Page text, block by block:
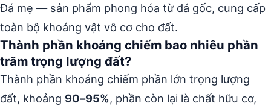
Đá mẹ — sản phẩm phong hóa từ đá gốc, cung cấp
toàn bộ khoáng vật vô cơ cho đất.
Thành phần khoáng chiếm bao nhiêu phần
trăm trọng lượng đất?
Thành phần khoáng chiếm phần lớn trọng lượng
đất, khoảng 90–95%, phần còn lại là chất hữu cơ,